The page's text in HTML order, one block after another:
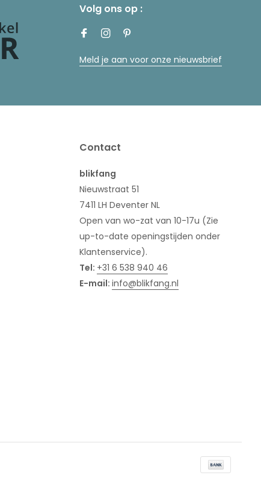
Volg ons op :
Meld je aan voor onze nieuwsbrief
Contact
blikfang
Nieuwstraat 51
7411 LH Deventer NL
Open van wo-zat van 10-17u (Zie
up-to-date openingstijden onder
Klantenservice).
Tel: +31 6 538 940 46
E-mail: info@blikfang.nl